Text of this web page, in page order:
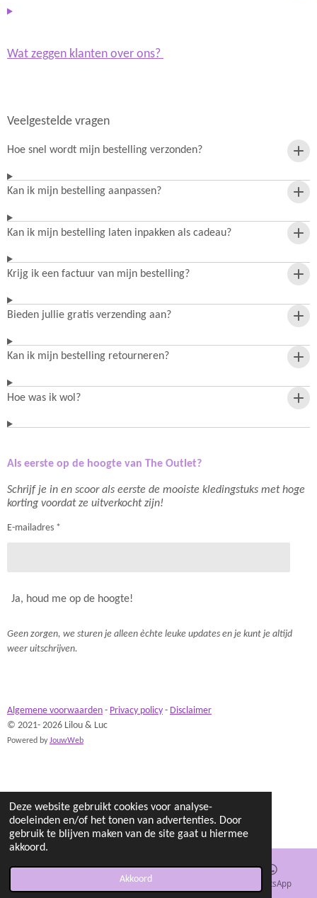
Deze website gebruikt cookies voor analyse-
doeleinden en/of het tonen van advertenties. Door
gebruik te blijven maken van de site gaat u hiermee
akkoord.
Akkoord
Wat zeggen klanten over ons?
Veelgestelde vragen
Hoe snel wordt mijn bestelling verzonden?
Kan ik mijn bestelling aanpassen?
Kan ik mijn bestelling laten inpakken als cadeau?
Krijg ik een factuur van mijn bestelling?
Bieden jullie gratis verzending aan?
Kan ik mijn bestelling retourneren?
Hoe was ik wol?
Als eerste op de hoogte van The Outlet?
Schrijf je in en scoor als eerste de mooiste kledingstuks met hoge
korting voordat ze uitverkocht zijn!
E-mailadres *
Ja, houd me op de hoogte!
Geen zorgen, we sturen je alleen èchte leuke updates en je kunt je altijd
weer uitschrijven.
Algemene voorwaarden - Privacy policy - Disclaimer
© 2021- 2026 Lilou & Luc
Powered byJouwWeb
Instagram WhatsApp